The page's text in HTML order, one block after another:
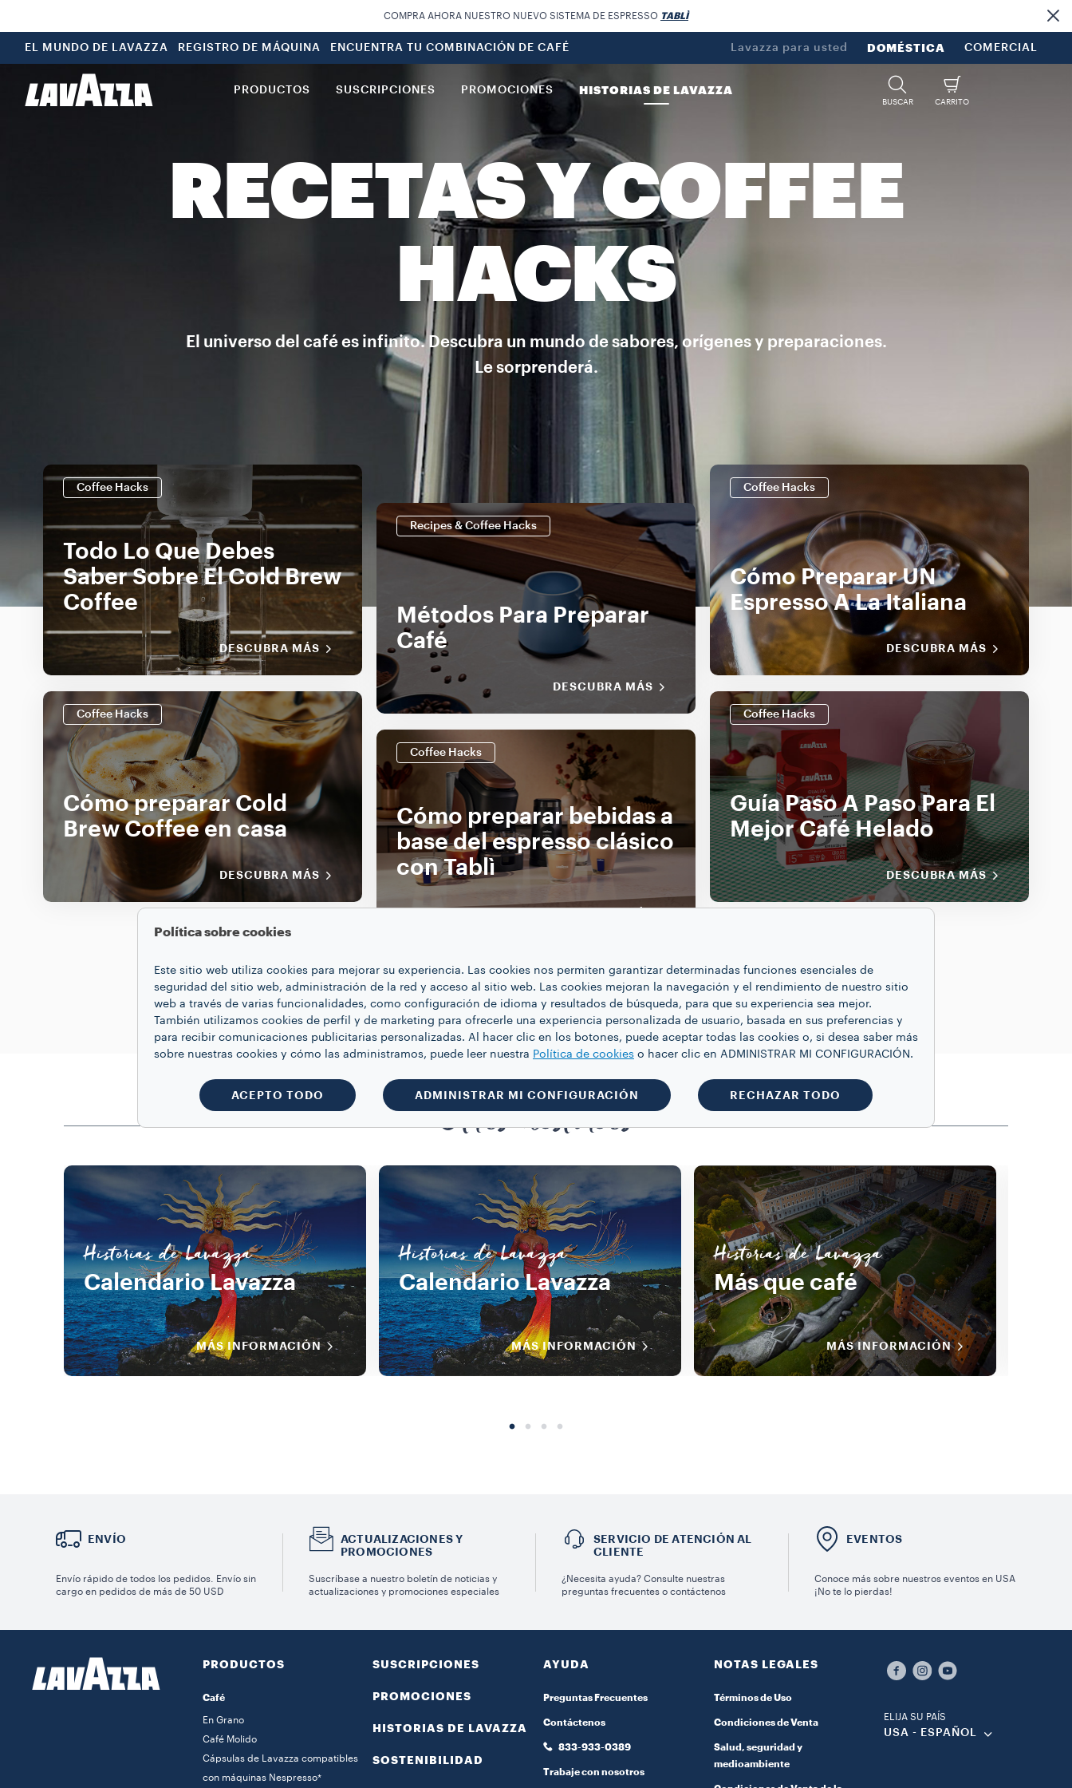
COMPRA AHORA NUESTRO NUEVO SISTEMA DE ESPRESSO TABLÌ
EL MUNDO DE LAVAZZA REGISTRO DE MÁQUINA ENCUENTRA TU COMBINACIÓN DE CAFÉ Lavazza para usted DOMÉSTICA COMERCIAL
PRODUCTOS SUSCRIPCIONES PROMOCIONES HISTORIAS DE LAVAZZA
BUSCAR CARRITO
RECETAS Y COFFEE
HACKS
El universo del café es infinito. Descubra un mundo de sabores, orígenes y preparaciones.
Le sorprenderá.
Coffee Hacks
Todo Lo Que Debes
Saber Sobre El Cold Brew
Coffee
DESCUBRA MÁS
Recipes & Coffee Hacks
Métodos Para Preparar
Café
DESCUBRA MÁS
Coffee Hacks
Cómo Preparar UN
Espresso A La Italiana
DESCUBRA MÁS
Coffee Hacks
Cómo preparar Cold
Brew Coffee en casa
DESCUBRA MÁS
Coffee Hacks
Cómo preparar bebidas a
base del espresso clásico
con Tablì
Coffee Hacks
Guía Paso A Paso Para El
Mejor Café Helado
DESCUBRA MÁS
MOSTRAR MÁS
Otras historias
Historias de Lavazza
Calendario Lavazza
MÁS INFORMACIÓN
Historias de Lavazza
Calendario Lavazza
MÁS INFORMACIÓN
Historias de Lavazza
Más que café
MÁS INFORMACIÓN
ENVÍO
Envío rápido de todos los pedidos. Envío sin
cargo en pedidos de más de 50 USD
ACTUALIZACIONES Y
PROMOCIONES
Suscríbase a nuestro boletín de noticias y
actualizaciones y promociones especiales
SERVICIO DE ATENCIÓN AL
CLIENTE
¿Necesita ayuda? Consulte nuestras
preguntas frecuentes o contáctenos
EVENTOS
Conoce más sobre nuestros eventos en USA
¡No te lo pierdas!
PRODUCTOS
Café
En Grano
Café Molido
Cápsulas de Lavazza compatibles
con máquinas Nespresso*
SUSCRIPCIONES
PROMOCIONES
HISTORIAS DE LAVAZZA
SOSTENIBILIDAD
AYUDA
Preguntas Frecuentes
Contáctenos
833-933-0389
Trabaje con nosotros
NOTAS LEGALES
Términos de Uso
Condiciones de Venta
Salud, seguridad y
medioambiente
ELIJA SU PAÍS
USA - ESPAÑOL
Política sobre cookies
Este sitio web utiliza cookies para mejorar su experiencia. Las cookies nos permiten garantizar determinadas funciones esenciales de
seguridad del sitio web, administración de la red y acceso al sitio web. Las cookies mejoran la navegación y el rendimiento de nuestro sitio
web a través de varias funcionalidades, como configuración de idioma y resultados de búsqueda, para que su experiencia sea mejor.
También utilizamos cookies de perfil y de marketing para ofrecerle una experiencia personalizada de usuario, basada en sus preferencias y
para recibir comunicaciones publicitarias personalizadas. Al hacer clic en los botones, puede aceptar todas las cookies o, si desea saber más
sobre nuestras cookies y cómo las administramos, puede leer nuestra Política de cookies o hacer clic en ADMINISTRAR MI CONFIGURACIÓN.
ACEPTO TODO ADMINISTRAR MI CONFIGURACIÓN RECHAZAR TODO